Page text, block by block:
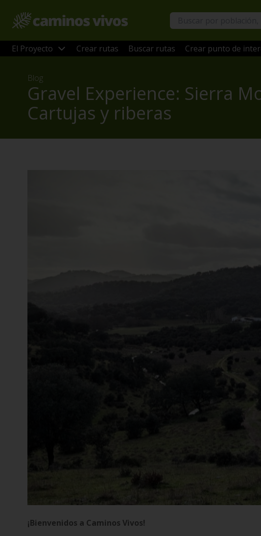
El Proyecto Crear rutas Buscar rutas Crear punto de
Blog
Gravel Experience: Sierra
Cartujas y riberas
¡Bienvenidos a Caminos Vivos!